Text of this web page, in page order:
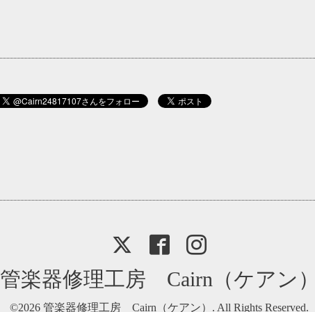
管楽器修理工房 Cairn（ケアン
©2026 管楽器修理工房 Cairn（ケアン） . All Rights Reserved.